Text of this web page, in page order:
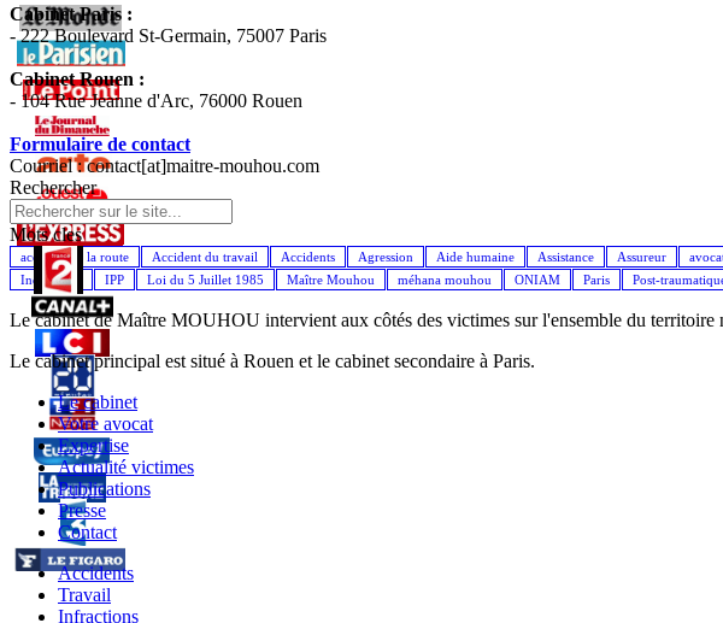
Cabinet Paris :
- 222 Boulevard St-Germain, 75007 Paris
Cabinet Rouen :
- 104 Rue Jeanne d'Arc, 76000 Rouen
Formulaire de contact
Courriel : contact[at]maitre-mouhou.com
Rechercher
Mots cles
accident de la route Accident du travail Accidents Agression Aide humaine Assistance Assureur
Indemnités
IPP Loi du 5 Juillet 1985 Maître Mouhou méhana mouhou ONIAM Paris Post-
Le cabinet de Maître MOUHOU intervient aux côtés des victimes sur l'ensemble du territoire
Le cabinet principal est situé à Rouen et le cabinet secondaire à Paris.
Le cabinet
Votre avocat
Expertise
Actualité victimes
Publications
Presse
Contact
Accidents
Travail
Infractions